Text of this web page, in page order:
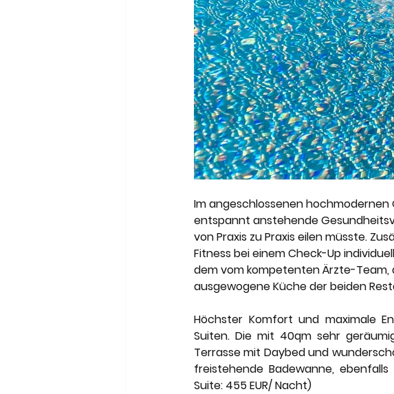
Im angeschlossenen hochmodernen
entspannt anstehende
von Praxis zu Praxis eilen müsste.
Fitness bei einem Check-Up
dem vom kompetenten Ärzte-Team,
ausgewogene Küche der beiden
Höchster Komfort und maximale
Suiten. Die mit 40qm sehr
Terrasse mit Daybed und
freistehende Badewanne,
Suite: 455 EUR/ Nacht)